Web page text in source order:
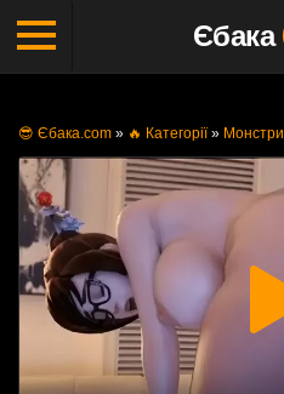
Єбака
😎 Єбака.com » 🔥 Категорії» Монстри